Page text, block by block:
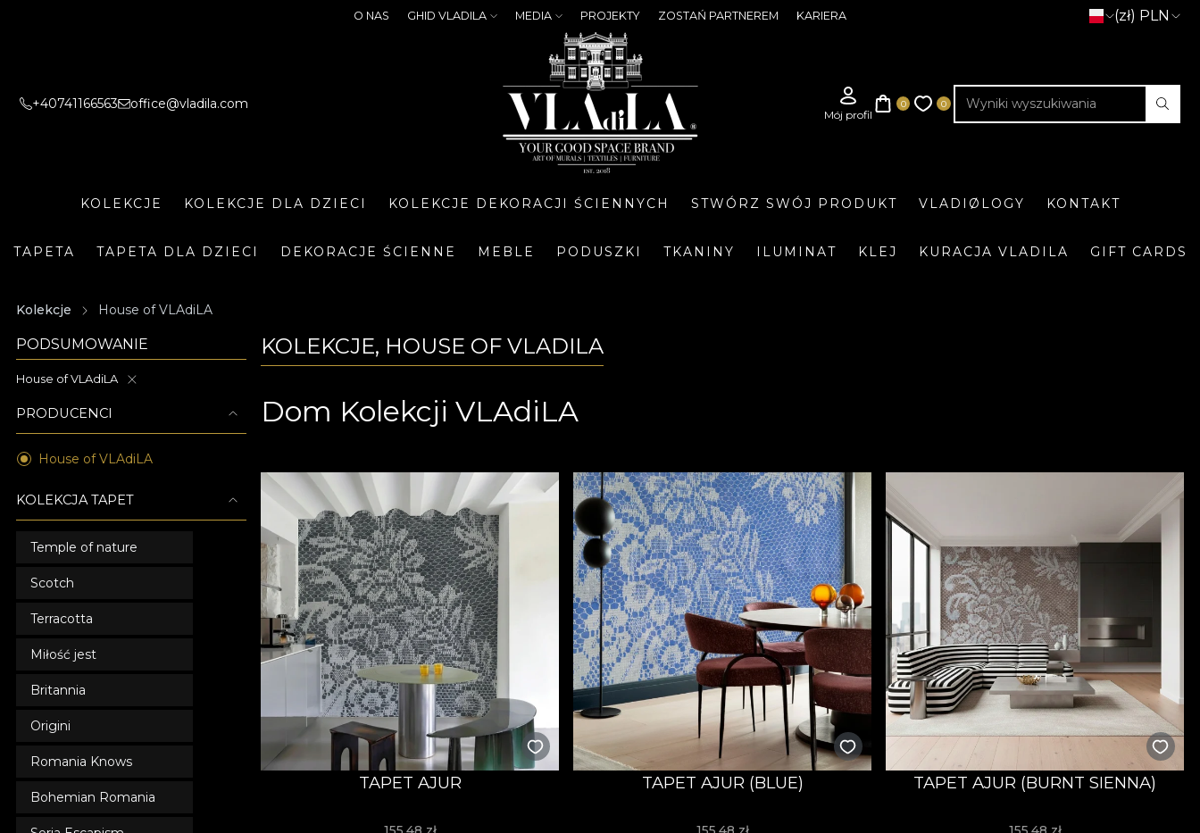
O NAS GHID VLADILA MEDIA PROJEKTY ZOSTAŃ PARTNEREM KARIERA (zł) PLN
+40741166563 office@vladila.com
KOLEKCJE KOLEKCJE DLA DZIECI KOLEKCJE DEKORACJI ŚCIENNYCH STWÓRZ SWÓJ PRODUKT VLADIØLOGY KONTAKT
TAPETA TAPETA DLA DZIECI DEKORACJE ŚCIENNE MEBLE PODUSZKI TKANINY ILUMINAT KLEJ KURACJA VLADILA GIFT CARDS
Kolekcje House of VLAdiLA
PODSUMOWANIE
House of VLAdiLA
PRODUCENCI
House of VLAdiLA
KOLEKCJA TAPET
Temple of nature
Scotch
Terracotta
Miłość jest
Britannia
Origini
Romania Knows
Bohemian Romania
KOLEKCJE, HOUSE OF VLADILA
Dom Kolekcji VLAdiLA
TAPET AJUR TAPET AJUR (BLUE) TAPET AJUR (BURNT SIENNA)